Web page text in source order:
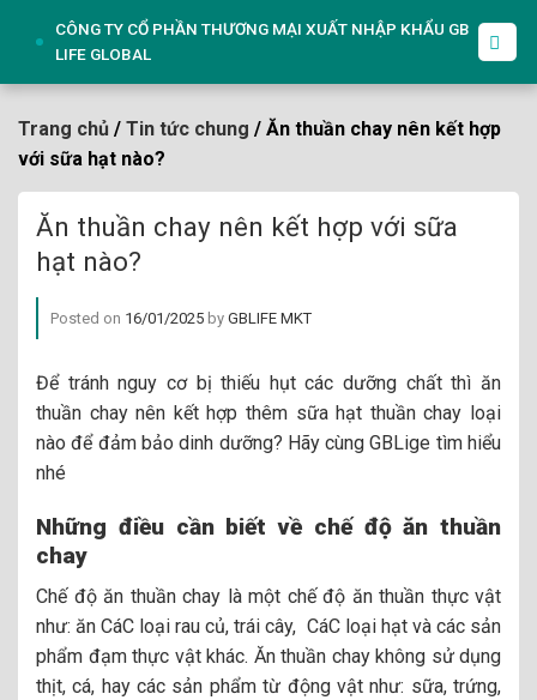
CÔNG TY CỔ PHẦN THƯƠNG MẠI XUẤT NHẬP KHẨU GB
LIFE GLOBAL
Trang chủ / Tin tức chung / Ăn thuần chay nên kết hợp
với sữa hạt nào?
Ăn thuần chay nên kết hợp với sữa
hạt nào?
Posted on 16/01/2025 by GBLIFE MKT
Để tránh nguy cơ bị thiếu hụt các dưỡng chất thì ăn
thuần chay nên kết hợp thêm sữa hạt thuần chay loại
nào để đảm bảo dinh dưỡng? Hãy cùng GBLige tìm hiểu
nhé
Những điều cần biết về chế độ ăn thuần
chay
Chế độ ăn thuần chay là một chế độ ăn thuần thực vật
như: ăn CáC loại rau củ, trái cây, CáC loại hạt và các sản
phẩm đạm thực vật khác. Ăn thuần chay không sử dụng
thịt, cá, hay các sản phẩm từ động vật như: sữa, trứng,